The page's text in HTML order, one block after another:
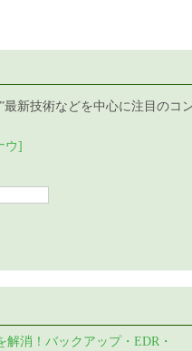
新技術などを中心に注目のコ
ウ]
解消！バックアップ・EDR・